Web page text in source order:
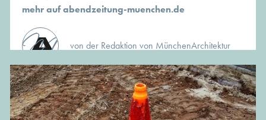
mehr auf abendzeitung-muenchen.de
von der Redaktion von MünchenArchitektur